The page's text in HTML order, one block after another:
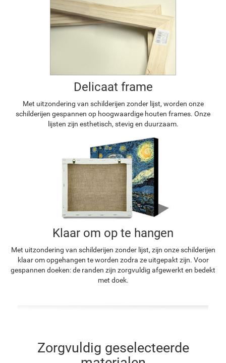
Delicaat frame
Met uitzondering van schilderijen zonder lijst, worden onze
schilderijen gespannen op hoogwaardige houten frames. Onze
lijsten zijn esthetisch, stevig en duurzaam.
Klaar om op te hangen
Met uitzondering van schilderijen zonder lijst, zijn onze schilderijen
klaar om opgehangen te worden zodra ze uitgepakt zijn. Voor
gespannen doeken: de randen zijn zorgvuldig afgewerkt en bedekt
met doek.
Zorgvuldig geselecteerde